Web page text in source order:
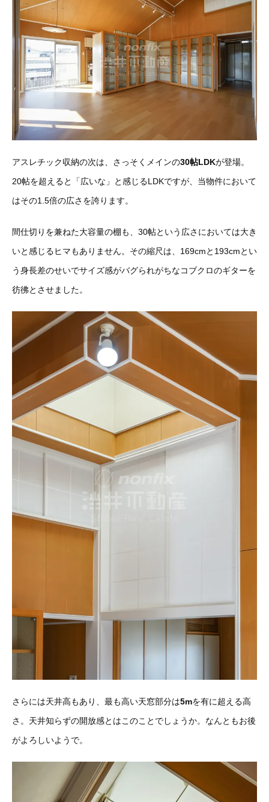
アスレチック収納の次は、さっそくメインの30帖LDKが登場。
20帖を超えると「広いな」と感じるLDKですが、当物件において
はその1.5倍の広さを誇ります。
間仕切りを兼ねた大容量の棚も、30帖という広さにおいては大き
いと感じるヒマもありません。その縮尺は、169cmと193cmとい
う身長差のせいでサイズ感がバグられがちなコブクロのギターを
彷彿とさせました。
さらには天井高もあり、最も高い天窓部分は5mを有に超える高
さ。天井知らずの開放感とはこのことでしょうか。なんともお後
がよろしいようで。